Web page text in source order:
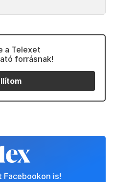
a Telexet
forrásnak!
Facebookon is!